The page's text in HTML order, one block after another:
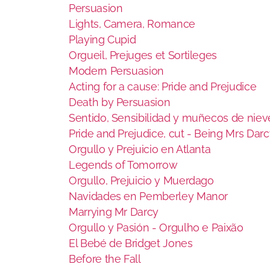
Persuasion
Lights, Camera, Romance
Playing Cupid
Orgueil, Prejuges et Sortileges
Modern Persuasion
Acting for a cause: Pride and Prejudice
Death by Persuasion
Sentido, Sensibilidad y muñecos de
Pride and Prejudice, cut - Being Mrs
Orgullo y Prejuicio en Atlanta
Legends of Tomorrow
Orgullo, Prejuicio y Muerdago
Navidades en Pemberley Manor
Marrying Mr Darcy
Orgullo y Pasión - Orgulho e Paixão
El Bebé de Bridget Jones
Before the Fall